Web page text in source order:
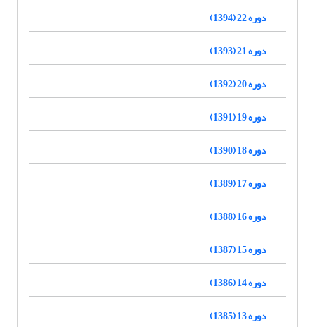
دوره 22 (1394)
دوره 21 (1393)
دوره 20 (1392)
دوره 19 (1391)
دوره 18 (1390)
دوره 17 (1389)
دوره 16 (1388)
دوره 15 (1387)
دوره 14 (1386)
دوره 13 (1385)